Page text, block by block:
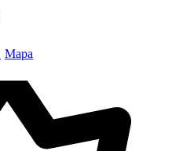
Mapa